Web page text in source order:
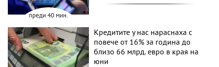
преди 40 мин.
Кредитите у нас нараснаха с
повече от 16% за година до
близо 66 млрд. евро в края на
юни